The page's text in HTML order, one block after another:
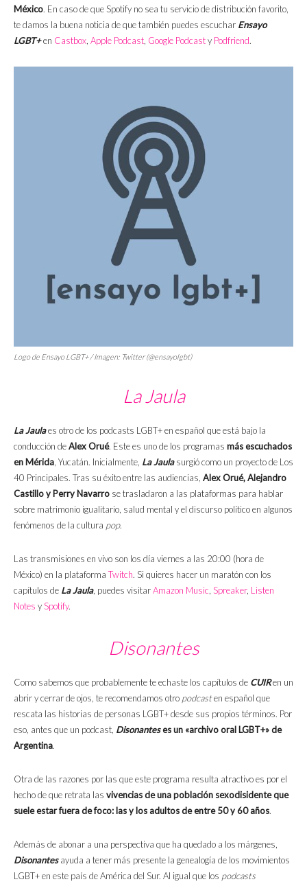
México. En caso de que Spotify no sea tu servicio de distribución favorito,
te damos la buena noticia de que también puedes escuchar Ensayo
LGBT+en Castbox, Apple Podcast, Google Podcasty Podfriend.
Logo de Ensayo LGBT+ / Imagen: Twitter (@ensayolgbt)
La Jaula
La Jaulaes otro de los podcasts LGBT+ en español que está bajo la
conducción deAlex Orué. Este es uno de los programas más escuchados
en Mérida, Yucatán. Inicialmente, La Jaula surgió como un proyecto de Los
40 Principales. Tras su éxito entre las audiencias, Alex Orué, Alejandro
Castillo y Perry Navarro se trasladaron a las plataformas para hablar
sobre matrimonio igualitario, salud mental y el discurso político en algunos
fenómenos de la cultura pop.
Las transmisiones en vivo son los día viernes a las 20:00 (hora de
México) en la plataforma Twitch. Si quieres hacer un maratón con los
capítulos de La Jaula, puedes visitarAmazon Music, Spreaker, Listen
Notes ySpotify.
Disonantes
Como sabemos que probablemente te echaste los capítulos de CUIRen un
abrir y cerrar de ojos, te recomendamos otro podcasten español que
rescata las historias de personas LGBT+ desde sus propios términos. Por
eso, antes que un podcast, Disonanteses un «archivo oral LGBT+» de
Argentina.
Otra de las razones por las que este programa resulta atractivo es por el
hecho de que retrata las vivencias de una población sexodisidente que
suele estar fuera de foco: las y los adultos de entre 50 y 60 años.
Además de abonar a una perspectiva que ha quedado a los márgenes,
Disonantesayuda a tener más presente la genealogía de los movimientos
LGBT+ en este país de América del Sur. Al igual que los podcasts